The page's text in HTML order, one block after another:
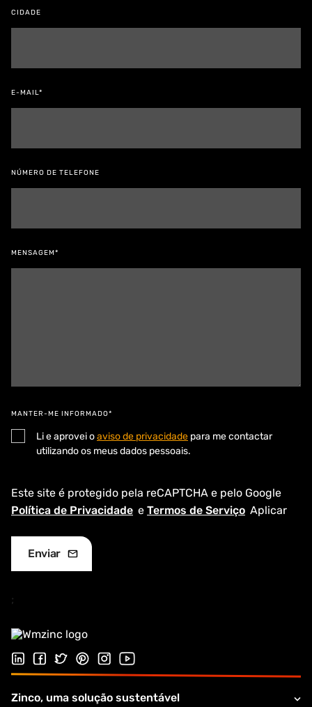
CIDADE
E-MAIL*
NÚMERO DE TELEFONE
MENSAGEM*
MANTER-ME INFORMADO*
Li e aprovei oaviso de privacidade para me contactar
utilizando os meus dados pessoais.
Este site é protegido pela reCAPTCHA e pelo Google
Política de Privacidade e Termos de Serviço Aplicar
;
Siga-nos no LinkedIn
Siga-nos no Facebook
Siga-nos no Twitter
Follow us on Pinterest
Siga-nos na Instagram
Visite o nosso canal no Youtube
Zinco, uma solução sustentável